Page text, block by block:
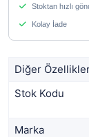
Stoktan hızlı
Kolay İade
Diğer
Stok Kodu
Marka